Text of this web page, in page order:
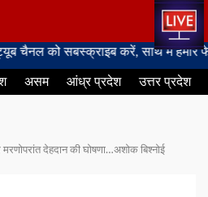
को सबस्क्राइब करें, साथ मे हमारे फेसबुक
असम आंध्र प्रदेश उत्तर प्रदेश
मरणोपरांत देहदान की घोषणा…अशोक बिश्नोई